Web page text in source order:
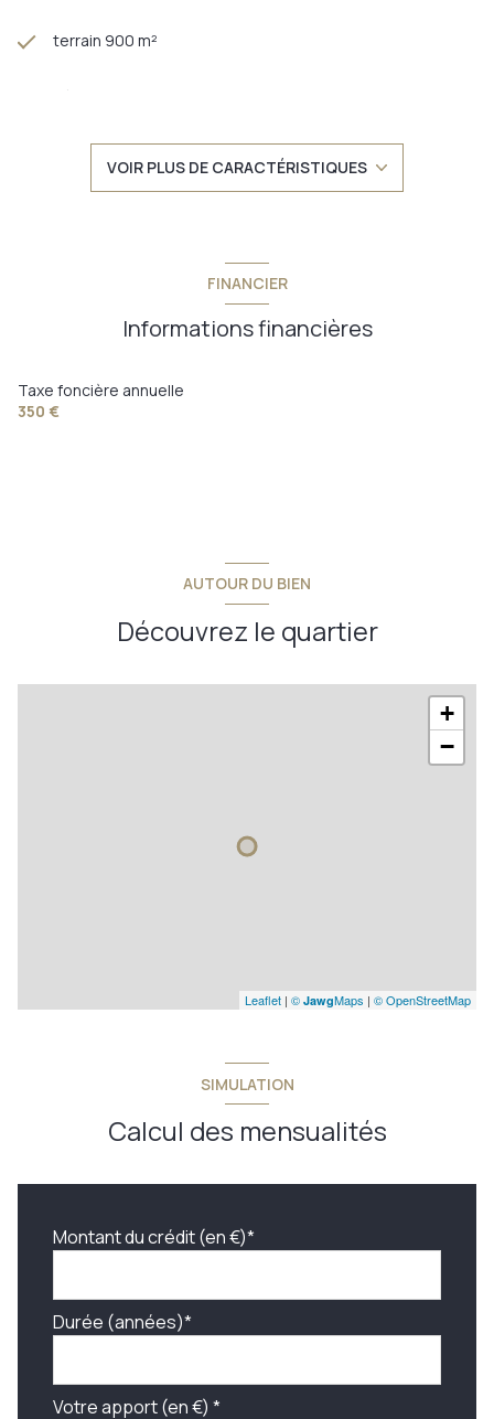
terrain 900 m²
séjour 37 m²
cuisine séparée (semi-équipée)
1 garage(s)
VOIR PLUS DE CARACTÉRISTIQUES
FINANCIER
Informations financières
Taxe foncière annuelle
350 €
AUTOUR DU BIEN
Découvrez le quartier
+
−
Leaflet | © JawgMaps | © OpenStreetMap
SIMULATION
Calcul des mensualités
Montant du crédit (en €)*
Durée (années)*
Votre apport (en €) *